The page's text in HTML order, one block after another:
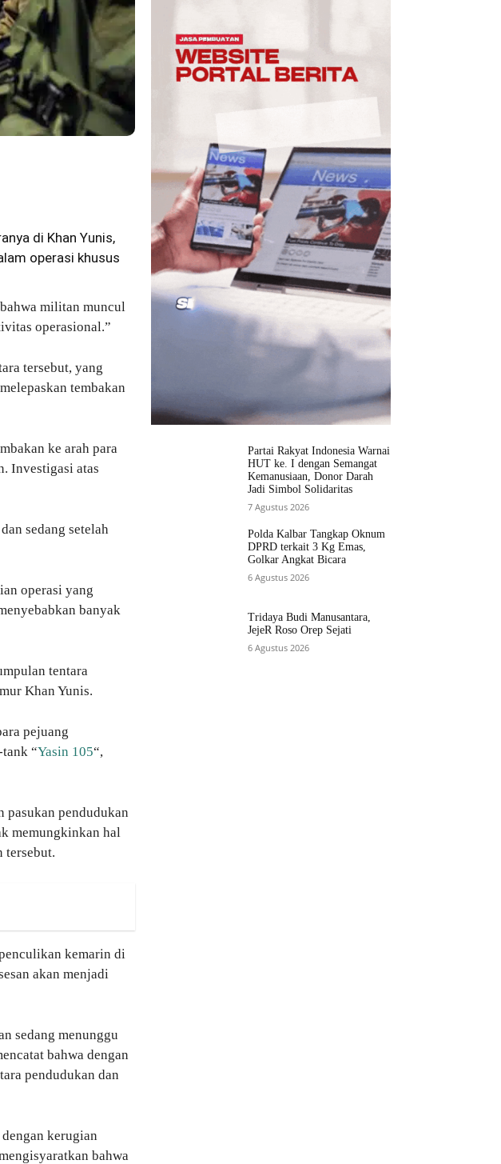
di Khan Yunis,
operasi khusus
militan muncul
operasional.”
tersebut, yang
tembakan
ke arah para
Investigasi atas
sedang setelah
operasi yang
banyak
tentara
Khan Yunis.
pejuang
“Yasin 105“,
pasukan pendudukan
memungkinkan hal
tersebut.
kemarin di
akan menjadi
sedang menunggu
bahwa dengan
pendudukan dan
kerugian
bahwa
Partai Rakyat Indonesia Warnai
HUT ke. I dengan Semangat
Kemanusiaan, Donor Darah
Jadi Simbol Solidaritas
7 Agustus 2026
Polda Kalbar Tangkap Oknum
DPRD terkait 3 Kg Emas,
Golkar Angkat Bicara
6 Agustus 2026
Tridaya Budi Manusantara,
JejeR Roso Orep Sejati
6 Agustus 2026